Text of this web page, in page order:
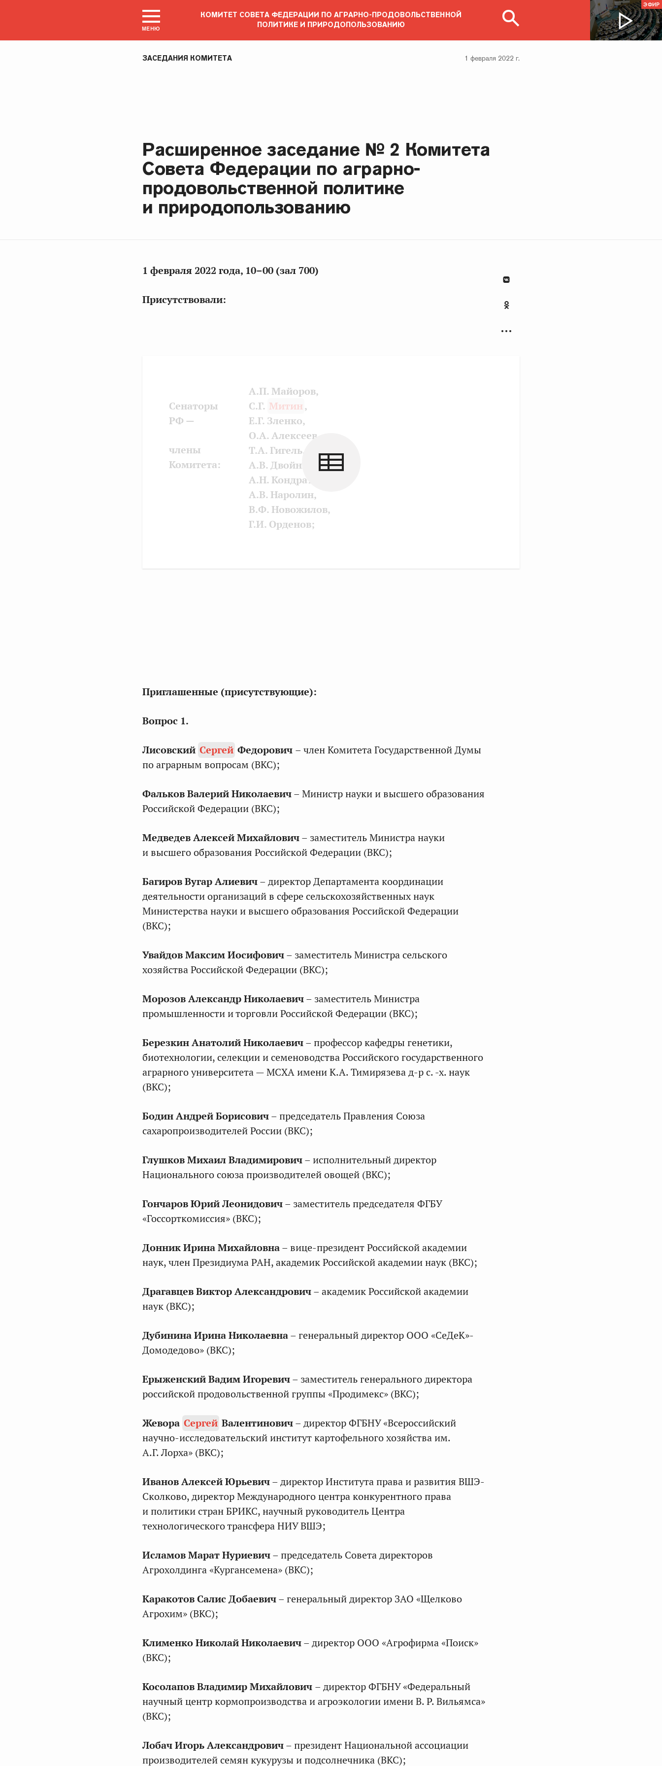
МЕНЮ
КОМИТЕТ СОВЕТА ФЕДЕРАЦИИ ПО АГРАРНО-ПРОДОВОЛЬСТВЕННОЙ
ПОЛИТИКЕ И ПРИРОДОПОЛЬЗОВАНИЮ
ЭФИР
ЗАСЕДАНИЯ КОМИТЕТА
Расширенное заседание № 2 Комитета
Совета Федерации по аграрно-
продовольственной политике
и природопользованию
1 февраля 2022 г.
1 февраля 2022 года, 10–00 (зал 700)
Присутствовали:
Сенаторы
РФ —
члены
Комитета:
А.П. Майоров,
С.Г. Митин,
Е.Г. Зленко,
О.А. Алексеев,
Т.А. Гигель,
А.В. Двойных,
А.Н. Кондратенко,
А.В. Наролин,
В.Ф. Новожилов,
Г.И. Орденов;
присутствовали
Комитета:
структурных
Аппарата
Совета
Федерации:
сенаторов
Российской
Приглашенные (присутствующие):
Вопрос 1.
Лисовский Сергей Федорович – член Комитета Государственной Думы
по аграрным вопросам (ВКС);
Фальков Валерий Николаевич– Министр науки и высшего образования
Российской Федерации (ВКС);
Медведев Алексей Михайлович– заместитель Министра науки
и высшего образования Российской Федерации (ВКС);
Багиров Вугар Алиевич– директор Департамента координации
деятельности организаций в сфере сельскохозяйственных наук
Министерства науки и высшего образования Российской Федерации
(ВКС);
Увайдов Максим Иосифович– заместитель Министра сельского
хозяйства Российской Федерации (ВКС);
Морозов Александр Николаевич– заместитель Министра
промышленности и торговли Российской Федерации (ВКС);
Березкин Анатолий Николаевич– профессор кафедры генетики,
биотехнологии, селекции и семеноводства Российского государственного
аграрного университета — МСХА имени К.А. Тимирязева д-р с. ‑х. наук
(ВКС);
Бодин Андрей Борисович– председатель Правления Союза
сахаропроизводителей России (ВКС);
Глушков Михаил Владимирович– исполнительный директор
Национального союза производителей овощей (ВКС);
Гончаров Юрий Леонидович– заместитель председателя ФГБУ
«Госсорткомиссия» (ВКС);
Донник Ирина Михайловна– вице-президент Российской академии
наук, член Президиума РАН, академик Российской академии наук (ВКС);
Драгавцев Виктор Александрович– академик Российской академии
наук (ВКС);
Дубинина Ирина Николаевна– генеральный директор ООО «СеДеК»-
Домодедово» (ВКС);
Ерыженский Вадим Игоревич– заместитель генерального директора
российской продовольственной группы «Продимекс» (ВКС);
Жевора Сергей Валентинович– директор ФГБНУ «Всероссийский
научно-исследовательский институт картофельного хозяйства им.
А.Г. Лорха» (ВКС);
Иванов Алексей Юрьевич– директор Института права и развития ВШЭ-
Сколково, директор Международного центра конкурентного права
и политики стран БРИКС, научный руководитель Центра
технологического трансфера НИУ ВШЭ;
Исламов Марат Нуриевич– председатель Совета директоров
Агрохолдинга «Кургансемена» (ВКС);
Каракотов Салис Добаевич– генеральный директор ЗАО «Щелково
Агрохим» (ВКС);
Клименко Николай Николаевич– директор ООО «Агрофирма «Поиск»
(ВКС);
Косолапов Владимир Михайлович – директор ФГБНУ «Федеральный
научный центр кормопроизводства и агроэкологии имени В. Р. Вильямса»
(ВКС);
Лобач Игорь Александрович– президент Национальной ассоциации
производителей семян кукурузы и подсолнечника (ВКС);